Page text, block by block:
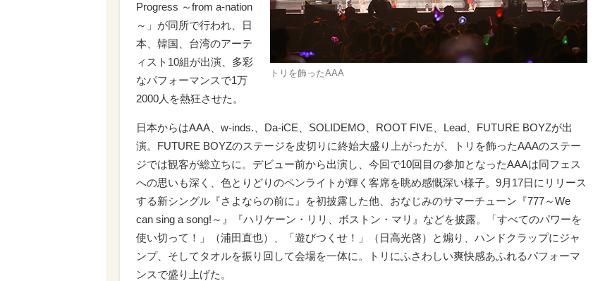
トリを飾ったAAA
Progress ～from a-nation
～」が同所で行われ、日
本、韓国、台湾のアーテ
ィスト10組が出演、多彩
なパフォーマンスで1万
2000人を熱狂させた。
日本からはAAA、w-inds.、Da-iCE、SOLIDEMO、ROOT FIVE、Lead、FUTURE BOYZが出
演。FUTURE BOYZのステージを皮切りに終始大盛り上がったが、トリを飾ったAAAのステー
ジでは観客が総立ちに。デビュー前から出演し、今回で10回目の参加となったAAAは同フェス
への思いも深く、色とりどりのペンライトが輝く客席を眺め感慨深い様子。9月17日にリリース
する新シングル『さよならの前に』を初披露した他、おなじみのサマーチューン『777～We
can sing a song!～』『ハリケーン・リリ、ボストン・マリ』などを披露。「すべてのパワーを
使い切って！」（浦田直也）、「遊びつくせ！」（日高光啓）と煽り、ハンドクラップにジャ
ンプ、そしてタオルを振り回して会場を一体に。トリにふさわしい爽快感あふれるパフォーマ
ンスで盛り上げた。